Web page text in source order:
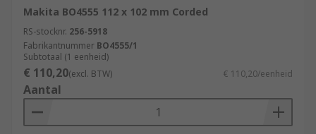
Makita BO4555 112 x 102 mm Corded
RS-stocknr. 256-5918
Fabrikantnummer BO4555/1
Subtotaal (1 eenheid)
€ 110,20(excl. BTW) € 110,20/eenheid
Aantal